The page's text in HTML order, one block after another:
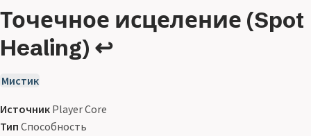
Точечное исцеление (Spot
Healing) ↩
Мистик
Источник Player Core
Тип Способность